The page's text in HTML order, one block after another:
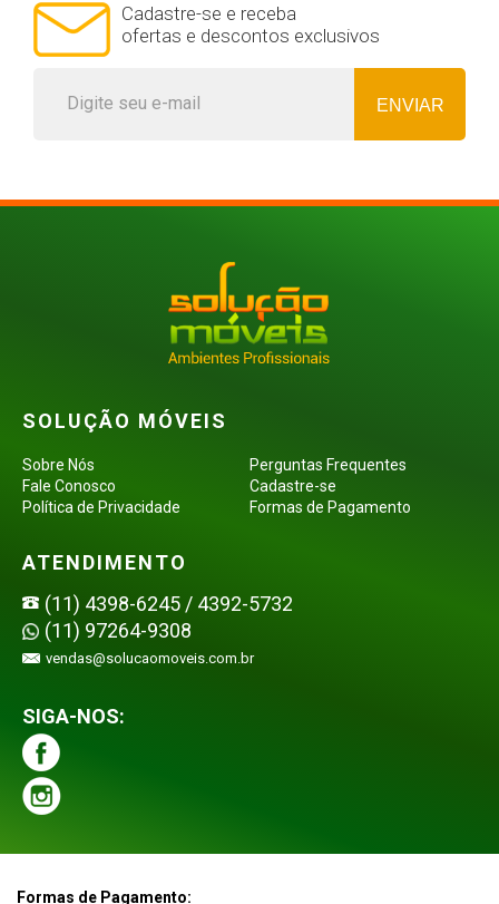
Cadastre-se e receba
ofertas e descontos exclusivos
SOLUÇÃO MÓVEIS
Sobre Nós
Perguntas Frequentes
Fale Conosco
Cadastre-se
Política de Privacidade
Formas de Pagamento
ATENDIMENTO
(11) 4398-6245 / 4392-5732
(11) 97264-9308
vendas@solucaomoveis.com.br
SIGA-NOS:
Formas de Pagamento: